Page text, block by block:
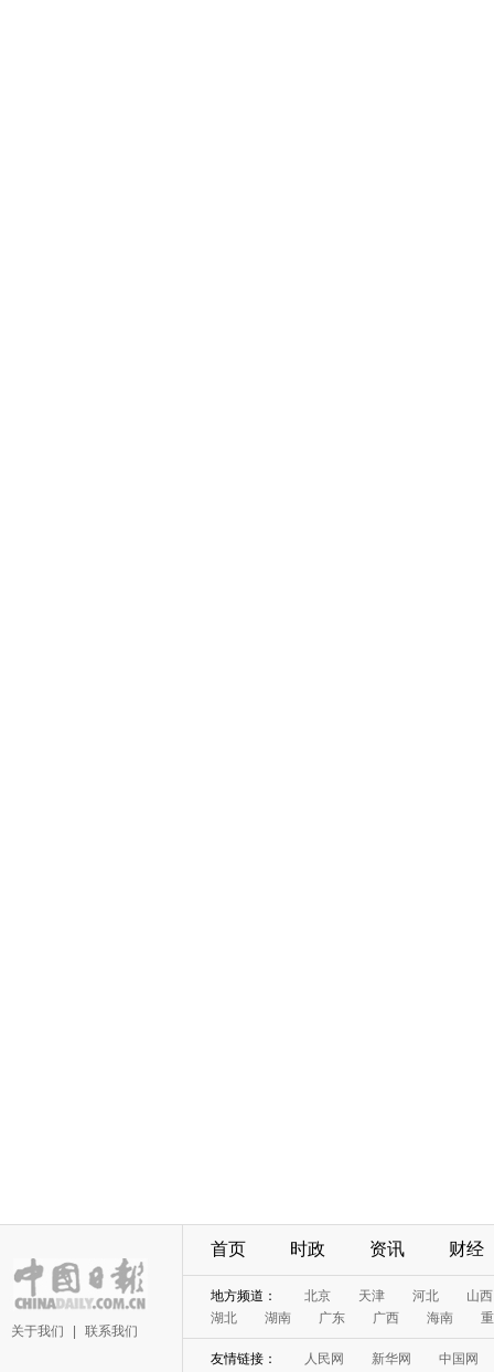
关于我们 联系我们
首页 时政 资讯 财经
地方频道： 北京 天津 河北
山西
湖北
湖南 广东 广西 海南
友情链接： 人民网 新华网
中国网